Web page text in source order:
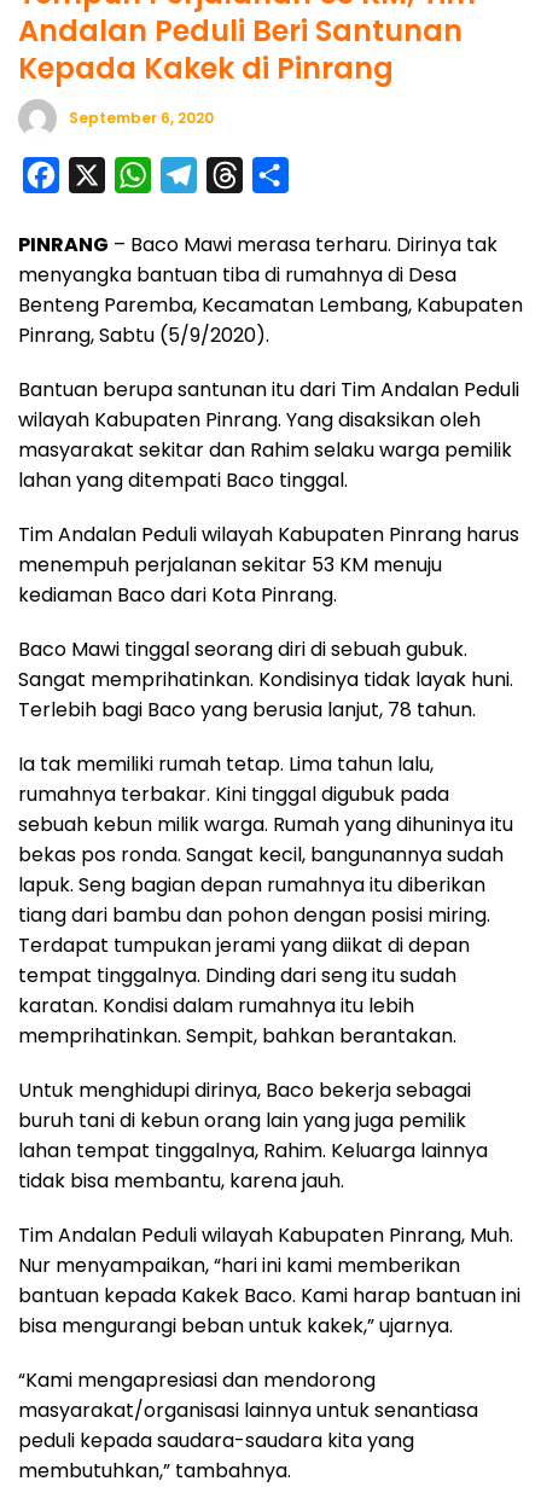
Andalan Peduli Beri Santunan
Kepada Kakek di Pinrang
September 6, 2020
c
e
b
o
k
W
a
t
s
p
p
l
e
g
a
m
r
e
a
s
a
r
e
PINRANG – Baco Mawi merasa terharu. Dirinya tak
menyangka bantuan tiba di rumahnya di Desa
Benteng Paremba, Kecamatan Lembang, Kabupaten
Pinrang, Sabtu (5/9/2020).
Bantuan berupa santunan itu dari Tim Andalan Peduli
wilayah Kabupaten Pinrang. Yang disaksikan oleh
masyarakat sekitar dan Rahim selaku warga pemilik
lahan yang ditempati Baco tinggal.
Tim Andalan Peduli wilayah Kabupaten Pinrang harus
menempuh perjalanan sekitar 53 KM menuju
kediaman Baco dari Kota Pinrang.
Baco Mawi tinggal seorang diri di sebuah gubuk.
Sangat memprihatinkan. Kondisinya tidak layak huni.
Terlebih bagi Baco yang berusia lanjut, 78 tahun.
Ia tak memiliki rumah tetap. Lima tahun lalu,
rumahnya terbakar. Kini tinggal digubuk pada
sebuah kebun milik warga. Rumah yang dihuninya itu
bekas pos ronda. Sangat kecil, bangunannya sudah
lapuk. Seng bagian depan rumahnya itu diberikan
tiang dari bambu dan pohon dengan posisi miring.
Terdapat tumpukan jerami yang diikat di depan
tempat tinggalnya. Dinding dari seng itu sudah
karatan. Kondisi dalam rumahnya itu lebih
memprihatinkan. Sempit, bahkan berantakan.
Untuk menghidupi dirinya, Baco bekerja sebagai
buruh tani di kebun orang lain yang juga pemilik
lahan tempat tinggalnya, Rahim. Keluarga lainnya
tidak bisa membantu, karena jauh.
Tim Andalan Peduli wilayah Kabupaten Pinrang, Muh.
Nur menyampaikan, “hari ini kami memberikan
bantuan kepada Kakek Baco. Kami harap bantuan ini
bisa mengurangi beban untuk kakek,” ujarnya.
“Kami mengapresiasi dan mendorong
masyarakat/organisasi lainnya untuk senantiasa
peduli kepada saudara-saudara kita yang
membutuhkan,” tambahnya.